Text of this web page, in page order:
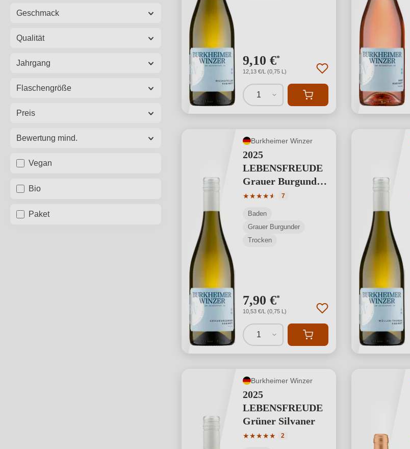
Geschmack
Qualität
Jahrgang
Flaschengröße
Preis
Bewertung mind.
Vegan
Bio
Paket
9,10 €*
12,13 €/L (0,75 L)
1
Burkheimer Winzer
2025
LEBENSFREUDE
Grauer Burgunder
Kabinett
★★★★★
★
Durchschnittliche Bewertung von 4.14 von 5
7
Baden
Grauer Burgunder
Trocken
7,90 €*
10,53 €/L (0,75 L)
1
Burkheimer Winzer
2025
LEBENSFREUDE
Grüner Silvaner
★★★★★
Durchschnittliche Bewertung von 5 von 5
2